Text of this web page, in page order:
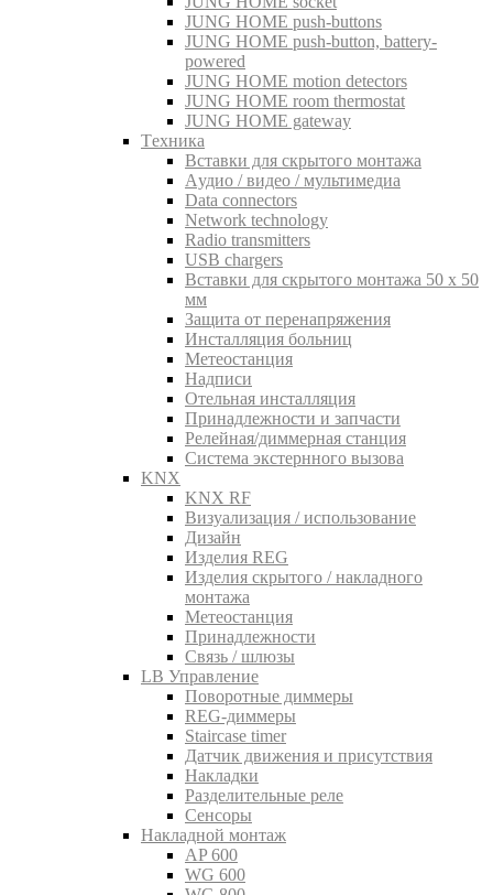
JUNG HOME push-buttons
JUNG HOME push-button, battery-
powered
JUNG HOME motion detectors
JUNG HOME room thermostat
JUNG HOME gateway
Tехника
Вставки для скрытого монтажа
Aудио / видео / мультимедиа
Data connectors
Network technology
Radio transmitters
USB chargers
Вставки для скрытого монтажа 50 x 50
мм
Защита от перенапряжения
Инсталляция больниц
Метеостанция
Надписи
Отельная инсталляция
Принадлежности и запчасти
Релейная/диммерная станция
Система экстернного вызова
KNX
KNX RF
Визуализация / использование
Дизайн
Изделия REG
Изделия скрытого / накладного
монтажа
Метеостанция
Принадлежности
Связь / шлюзы
LB Управление
Поворотные диммеры
REG-диммеры
Staircase timer
Датчик движения и присутствия
Накладки
Разделительные реле
Сенсоры
Накладной монтаж
AP 600
WG 600